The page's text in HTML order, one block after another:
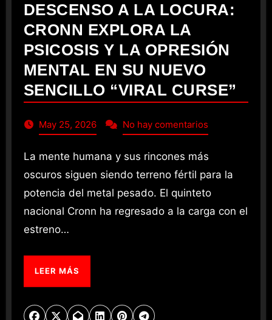
DESCENSO A LA LOCURA:
CRONN EXPLORA LA
PSICOSIS Y LA OPRESIÓN
MENTAL EN SU NUEVO
SENCILLO “VIRAL CURSE”
May 25, 2026 No hay comentarios
La mente humana y sus rincones más
oscuros siguen siendo terreno fértil para la
potencia del metal pesado. El quinteto
nacional Cronn ha regresado a la carga con el
estreno…
LEER MÁS